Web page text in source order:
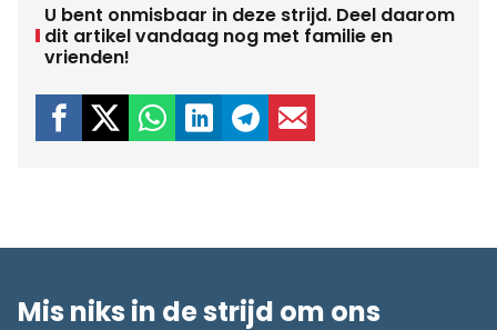
U bent onmisbaar in deze strijd. Deel daarom
dit artikel vandaag nog met familie en
vrienden!
Mis niks in de strijd om ons